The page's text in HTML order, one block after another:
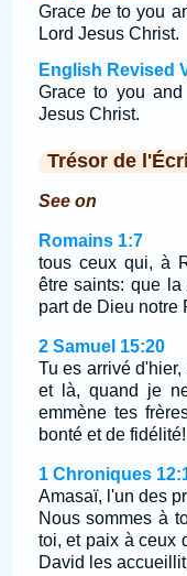
Grace beto you
Lord Jesus Christ.
English Revised
Grace to you
Jesus Christ.
Trésor de
See on
Romains 1:7
tous ceux qui, à
être saints: que
part de Dieu notre
2 Samuel 15:20
Tu es arrivé
et là, quand je
emmène tes
bonté et de fidélité!
1 Chroniques
Amasaï, l'un des
Nous sommes à
toi, et paix à ceux
David les